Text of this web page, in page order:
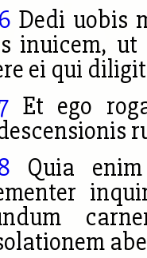
Dedi uobis
inuicem,
ei qui
Et ego
Quia